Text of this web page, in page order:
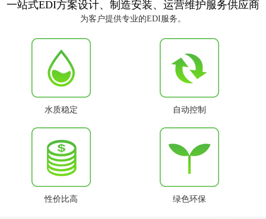
一站式EDI方案设计、制造安装、运营维护服务供应商
为客户提供专业的EDI服务。
水质稳定 自动控制
性价比高 绿色环保